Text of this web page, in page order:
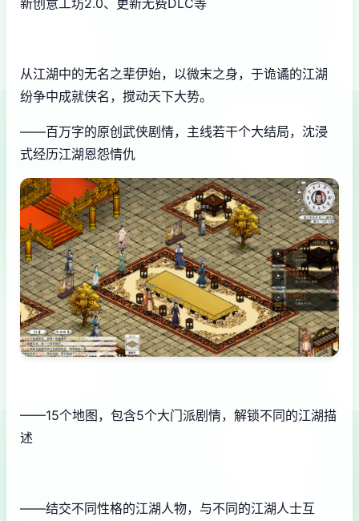
从江湖中的无名之辈伊始，以微末之身，于诡谲的江湖
纷争中成就侠名，搅动天下大势。
——百万字的原创武侠剧情，主线若干个大结局，沈浸
式经历江湖恩怨情仇
——15个地图，包含5个大门派剧情，解锁不同的江湖描
述
——结交不同性格的江湖人物，与不同的江湖人士互